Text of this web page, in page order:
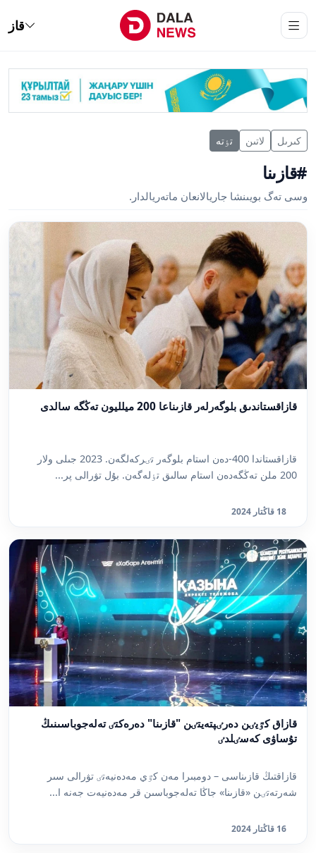
قاز
كىرىل لاتىن تٶتە
#قازىنا
وسى تەگ بويىنشا جاريالانعان ماتەريالدار.
قازاقستاندىق بلوگەرلەر قازىناعا 200 ميلليون تەڭگە سالدى
قازاقستاندا 400-دەن استام بلوگەر تٸركەلگەن. 2023 جىلى ولار
200 ملن تەڭگەدەن استام سالىق تٶلەگەن. بۇل تۋرالى پر...
18 قاڭتار 2024
قازاق كٷيٸن دەرٸپتەيتٸن "قازىنا" دەرەكتٸ تەلەجوباسىنىڭ
تۇساۋى كەسٸلدٸ
قازاقتىڭ قازىناسى – دومبىرا مەن كٷي مەدەنيەتٸ تۋرالى سىر
شەرتەتٸن «قازىنا» جاڭا تەلەجوباسىن قر مەدەنيەت جەنە ا...
16 قاڭتار 2024